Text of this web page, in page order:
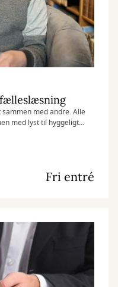
med andre. Alle
med lyst til hyggeligt
Fri entré